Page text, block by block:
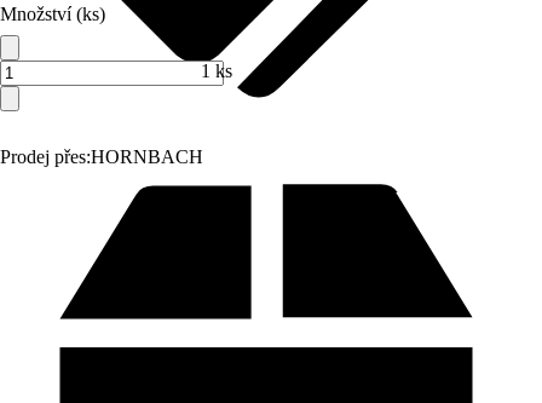
Prodej přes:HORNBACH
Množství (ks)
1 ks